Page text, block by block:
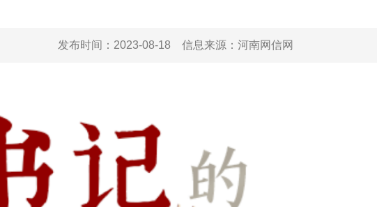
发布时间： 2023-08-18 信息来源： 河南网信网